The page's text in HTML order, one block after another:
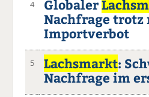
4 Globaler
Nachfrage trotz
Importverbot
5 Lachsmarkt:
Nachfrage im